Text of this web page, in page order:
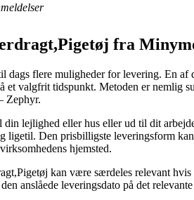
fra
flere muligheder for levering. En af
et valgfrit tidspunkt. Metoden er nemlig
Zephyr.
lejlighed eller hus eller ud til dit
ligetil. Den prisbilligste leveringsform
hjemsted.
kan være særdeles relevant
anslåede leveringsdato på det